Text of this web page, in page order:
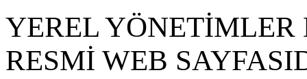
YEREL
RESMİ WEB